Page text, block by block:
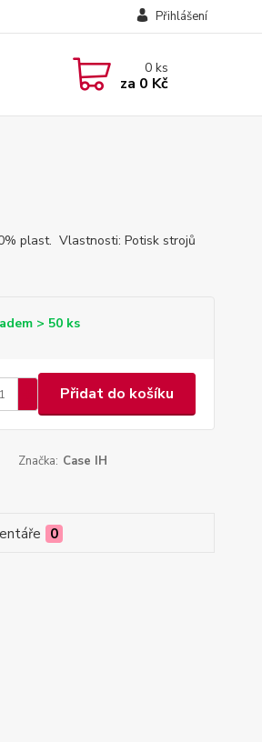
Přihlášení
0ks
za 0 Kč
plast. Vlastnosti: Potisk strojů
> 50 ks
Přidat do košíku
Značka: Case IH
0